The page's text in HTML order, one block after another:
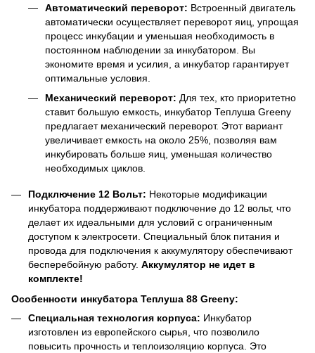
Автоматический переворот: Встроенный двигатель
автоматически осуществляет переворот яиц, упрощая
процесс инкубации и уменьшая необходимость в
постоянном наблюдении за инкубатором. Вы
экономите время и усилия, а инкубатор гарантирует
оптимальные условия.
Механический переворот: Для тех, кто приоритетно
ставит большую емкость, инкубатор Теплуша Greeny
предлагает механический переворот. Этот вариант
увеличивает емкость на около 25%, позволяя вам
инкубировать больше яиц, уменьшая количество
необходимых циклов.
Подключение 12 Вольт: Некоторые модификации
инкубатора поддерживают подключение до 12 вольт, что
делает их идеальными для условий с ограниченным
доступом к электросети. Специальный блок питания и
провода для подключения к аккумулятору обеспечивают
бесперебойную работу. Аккумулятор не идет в
комплекте!
Особенности инкубатора Теплуша 88 Greeny:
Специальная технология корпуса: Инкубатор
изготовлен из европейского сырья, что позволило
повысить прочность и теплоизоляцию корпуса. Это